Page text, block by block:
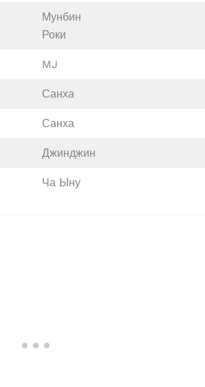
Мунбин
Роки
MJ
Санха
Санха
Джинджин
Ча Ыну